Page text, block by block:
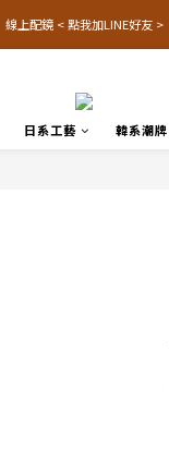
線上配鏡 < 點我加LINE好友 >
日系工藝 韓系潮牌